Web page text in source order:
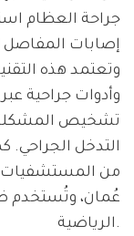
جراحة العظام
إصابات المفاصل
وتعتمد هذه
وأدوات جراحية
تشخيص المشكلة
التدخل الجراحي.
من المستشفيات
عُمان، وتُستخدم
الرياضية.